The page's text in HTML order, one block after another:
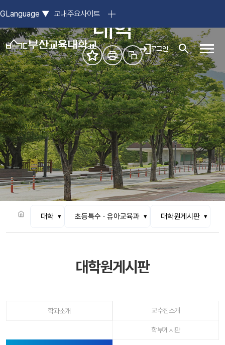
GLanguage ▼ 교내주요사이트
로그인 모바
대학
대학 초등특수 · 유아교육과 대학원게시판
대학원게시판
학과소개 교수진소개
학부게시판